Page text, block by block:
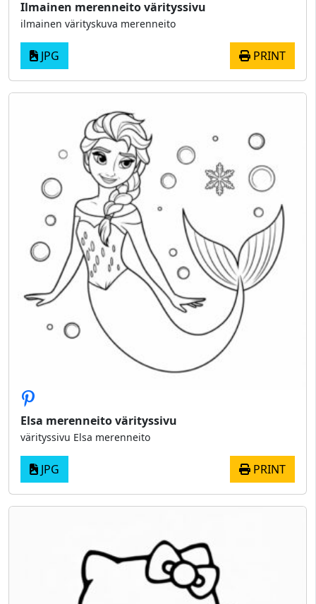
Ilmainen merenneito värityssivu
ilmainen värityskuva merenneito
JPG PRINT
Elsa merenneito värityssivu
värityssivu Elsa merenneito
JPG PRINT